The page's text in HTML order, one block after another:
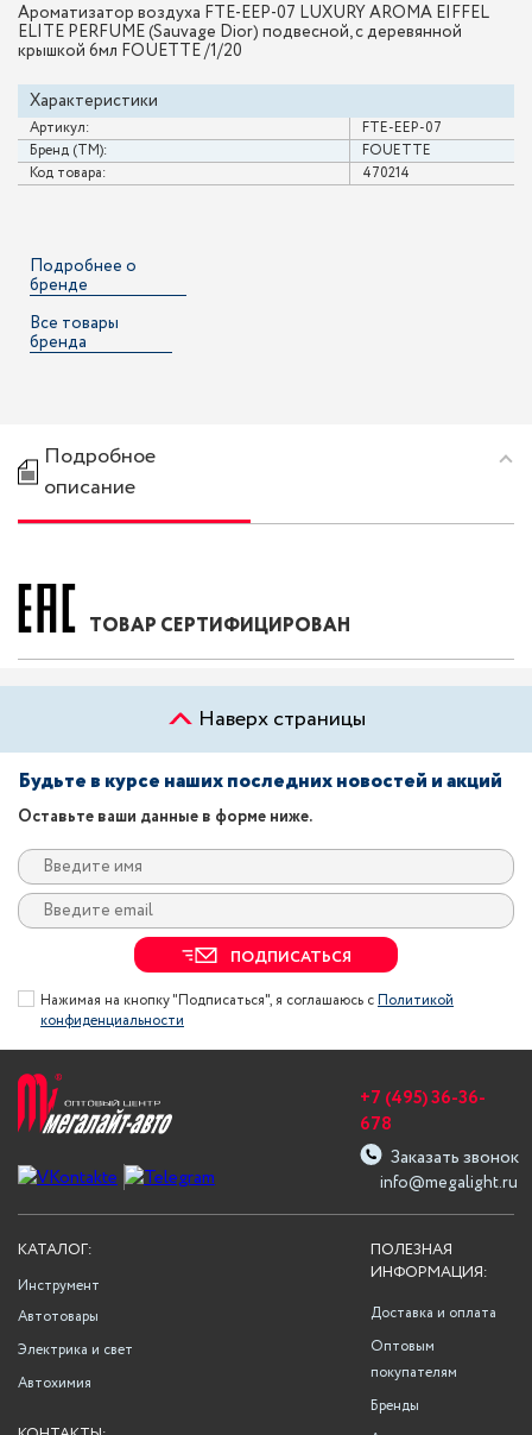
Ароматизатор воздуха FTE-EEP-07 LUXURY AROMA EIFFEL
ELITE PERFUME (Sauvage Dior) подвесной, с деревянной
крышкой 6мл FOUETTE /1/20
Характеристики
Артикул:
FTE-EEP-07
Бренд (ТМ):
FOUETTE
Код товара:
470214
Подробнее о
бренде
Все товары
бренда
Подробное
описание
ТОВАР СЕРТИФИЦИРОВАН
Наверх страницы
Будьте в курсе наших последних новостей и акций
Оставьте ваши данные в форме ниже.
ПОДПИСАТЬСЯ
Нажимая на кнопку "Подписаться", я соглашаюсь сПолитикой
конфиденциальности
info@megalight.ru
+7 (495) 36-36-
678
Заказать звонок
ПОЛЕЗНАЯ
ИНФОРМАЦИЯ:
Доставка и оплата
Оптовым
покупателям
Бренды
КАТАЛОГ:
Инструмент
Автотовары
Электрика и свет
Автохимия